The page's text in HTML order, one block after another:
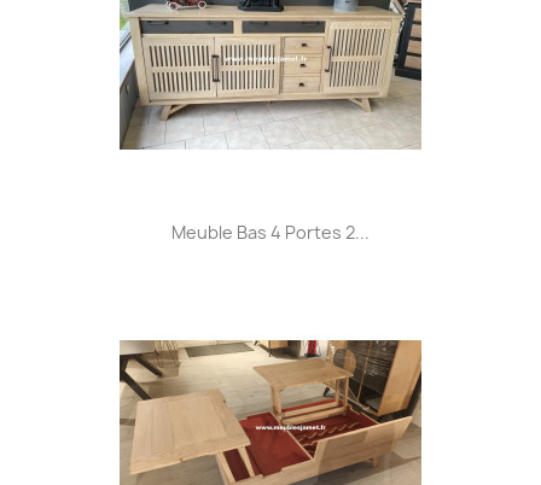
Meuble Bas 4 Portes 2...